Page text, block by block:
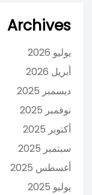
Archives
يوليو 2026
أبريل 2026
ديسمبر 2025
نوفمبر 2025
أكتوبر 2025
سبتمبر 2025
أغسطس 2025
يوليو 2025